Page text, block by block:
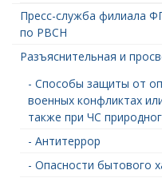
Пресс-служба филиала
по РВСН
Разъяснительная и
- Способы защиты от
военных конфликтах
также при ЧС
- Антитеррор
- Опасности бытового